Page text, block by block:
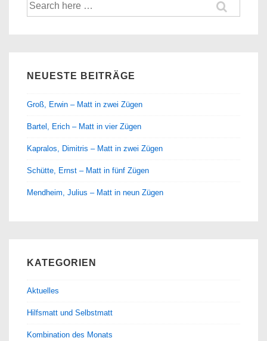
nach:
NEUESTE BEITRÄGE
Groß, Erwin – Matt in zwei Zügen
Bartel, Erich – Matt in vier Zügen
Kapralos, Dimitris – Matt in zwei Zügen
Schütte, Ernst – Matt in fünf Zügen
Mendheim, Julius – Matt in neun Zügen
KATEGORIEN
Aktuelles
Hilfsmatt und Selbstmatt
Kombination des Monats